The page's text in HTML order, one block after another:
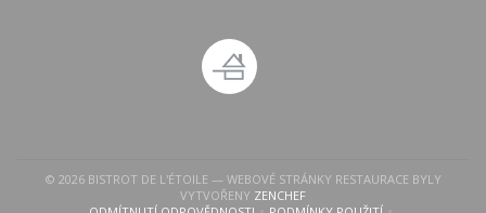
© 2026 BISTROT DE L'ÉTOILE — WEBOVÉ STRÁNKY RESTAURACE BYLY
VYTVOŘENY ZENCHEF((OTEVŘE SE V NOVÉM OKNĚ))